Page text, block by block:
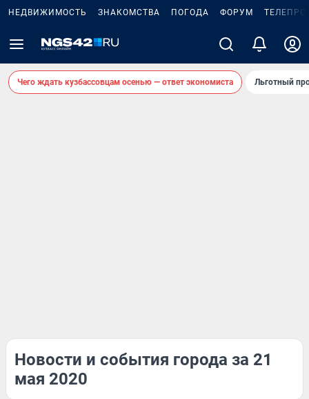
НЕДВИЖИМОСТЬ ЗНАКОМСТВА ПОГОДА ФОРУМ
Чего ждать кузбассовцам осенью — ответ экономиста Льготный
Новости и события города за 21
мая 2020